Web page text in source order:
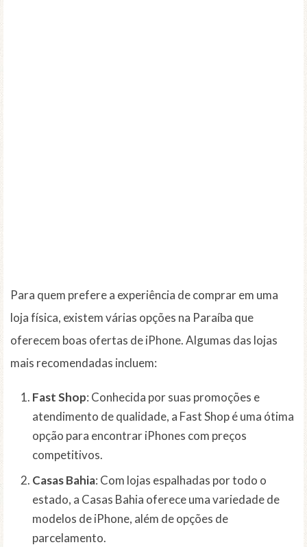
Para quem prefere a experiência de comprar em uma
loja física, existem várias opções na Paraíba que
oferecem boas ofertas de iPhone. Algumas das lojas
mais recomendadas incluem:
Fast Shop: Conhecida por suas promoções e
atendimento de qualidade, a Fast Shop é uma ótima
opção para encontrar iPhones com preços
competitivos.
Casas Bahia: Com lojas espalhadas por todo o
estado, a Casas Bahia oferece uma variedade de
modelos de iPhone, além de opções de
parcelamento.